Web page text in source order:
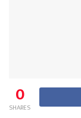
0
SHARES